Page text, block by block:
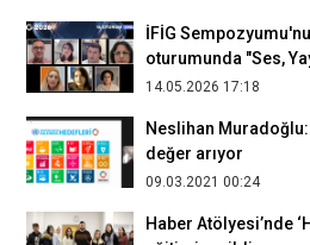
İFİG
oturumunda "Ses,
Anlatının Dönüşümü"
14.05.2026 17:18
Neslihan
değer arıyor
09.03.2021 00:24
Haber Atölyesi’nde